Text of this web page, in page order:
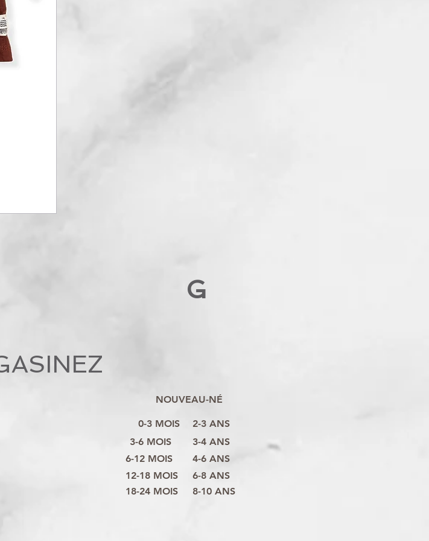
G
NOUVEAU-NÉ
0-3 MOIS
6-12 MOIS
12-18 MOIS
18-24 MOIS
3-6 MOIS
8-10 ANS
6-8 ANS
4-6 ANS
3-4 ANS
2-3 ANS